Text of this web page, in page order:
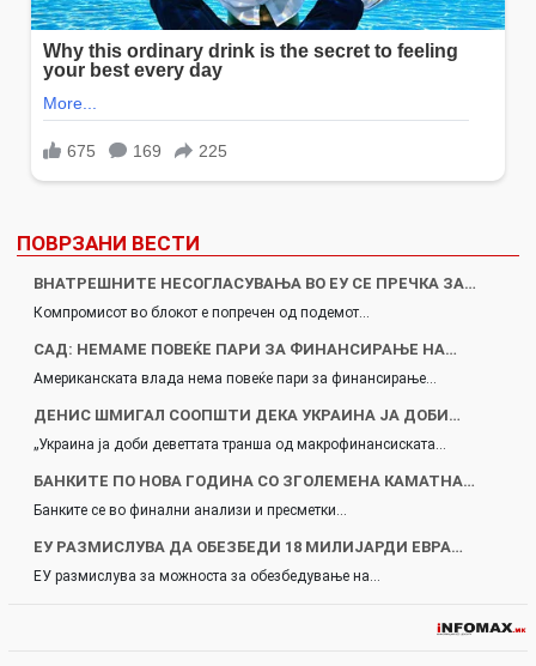
ПОВРЗАНИ ВЕСТИ
ВНАТРЕШНИТЕ НЕСОГЛАСУВАЊА ВО ЕУ СЕ ПРЕЧКА ЗА…
Компромисот во блокот е попречен од подемот…
САД: НЕМАМЕ ПОВЕЌЕ ПАРИ ЗА ФИНАНСИРАЊЕ НА…
Американската влада нема повеќе пари за финансирање…
ДЕНИС ШМИГАЛ СООПШТИ ДЕКА УКРАИНА ЈА ДОБИ…
„Украина ја доби деветтата транша од макрофинансиската…
БАНКИТЕ ПО НОВА ГОДИНА СО ЗГОЛЕМЕНА КАМАТНА…
Банките се во финални анализи и пресметки…
ЕУ РАЗМИСЛУВА ДА ОБЕЗБЕДИ 18 МИЛИЈАРДИ ЕВРА…
ЕУ размислува за можноста за обезбедување на…